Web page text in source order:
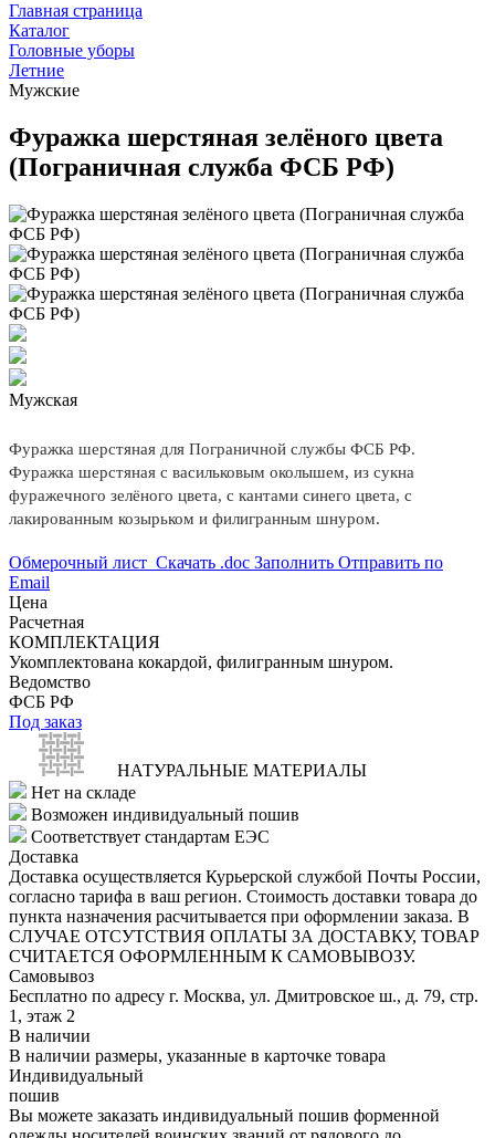
Главная страница
Каталог
Головные уборы
Летние
Мужские
Фуражка шерстяная зелёного цвета
(Пограничная служба ФСБ РФ)
Мужская
Фуражка шерстяная для Пограничной службы ФСБ РФ.
Фуражка шерстяная с васильковым околышем, из сукна
фуражечного зелёного цвета, с кантами синего цвета, с
лакированным козырьком и филигранным шнуром.
Обмерочный лист Скачать .doc Заполнить Отправить по
Email
Цена
Расчетная
КОМПЛЕКТАЦИЯ
Укомплектована кокардой, филигранным шнуром.
Ведомство
ФСБ РФ
Под заказ
НАТУРАЛЬНЫЕ МАТЕРИАЛЫ
Нет на складе
Возможен индивидуальный пошив
Соответствует стандартам ЕЭС
Доставка
Доставка осуществляется Курьерской службой Почты России,
согласно тарифа в ваш регион. Стоимость доставки товара до
пункта назначения расчитывается при оформлении заказа. В
СЛУЧАЕ ОТСУТСТВИЯ ОПЛАТЫ ЗА ДОСТАВКУ, ТОВАР
СЧИТАЕТСЯ ОФОРМЛЕННЫМ К САМОВЫВОЗУ.
Самовывоз
Бесплатно по адресу г. Москва, ул. Дмитровское ш., д. 79, стр.
1, этаж 2
В наличии
В наличии размеры, указанные в карточке товара
Индивидуальный
пошив
Вы можете заказать индивидуальный пошив форменной